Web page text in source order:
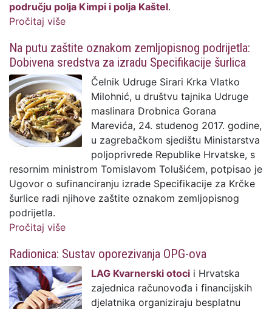
području polja Kimpi i polja Kaštel.
Pročitaj više
Na putu zaštite oznakom zemljopisnog podrijetla:
Dobivena sredstva za izradu Specifikacije šurlica
Čelnik Udruge Sirari Krka Vlatko
Milohnić, u društvu tajnika Udruge
maslinara Drobnica Gorana
Marevića, 24. studenog 2017. godine,
u zagrebačkom sjedištu Ministarstva
poljoprivrede Republike Hrvatske, s
resornim ministrom Tomislavom Tolušićem, potpisao je
Ugovor o sufinanciranju izrade Specifikacije za Krčke
šurlice radi njihove zaštite oznakom zemljopisnog
podrijetla.
Pročitaj više
Specifikacije šurlica
Radionica: Sustav oporezivanja OPG-ova
LAG Kvarnerski otoci i Hrvatska
zajednica računovođa i financijskih
djelatnika organiziraju besplatnu